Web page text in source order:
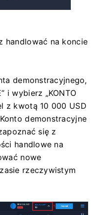
handlować na koncie
demonstracyjnego,
i wybierz „KONTO
z kwotą 10 000 USD
demonstracyjne
się z
handlowe na
nowe
rzeczywistym